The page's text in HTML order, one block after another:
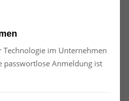
Technologie im Unternehmen
passwortlose Anmeldung ist